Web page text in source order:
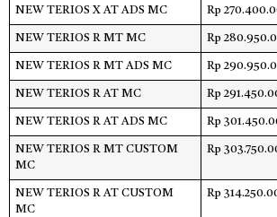
NEW TERIOS X AT ADS MC Rp
NEW TERIOS R MT MC Rp
NEW TERIOS R MT ADS MC Rp
NEW TERIOS R AT MC Rp
NEW TERIOS R AT ADS MC Rp
NEW TERIOS R MT CUSTOM
MC
Rp
NEW TERIOS R AT CUSTOM
MC
Rp